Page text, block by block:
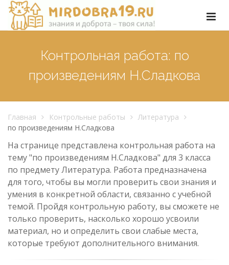
Контрольная работа: по
произведениям Н.Сладкова
Главная Контрольные работы
Литература
по произведениям Н.Сладкова
На странице представлена контрольная работа на
тему "по произведениям Н.Сладкова" для 3 класса
по предмету Литература. Работа предназначена
для того, чтобы вы могли проверить свои знания и
умения в конкретной области, связанно с учебной
темой. Пройдя контрольную работу, вы сможете не
только проверить, насколько хорошо усвоили
материал, но и определить свои слабые места,
которые требуют дополнительного внимания.